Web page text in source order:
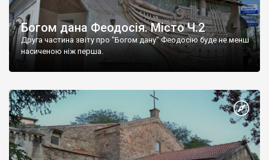
Богом дана Феодосія. Місто Ч.2
Друга частина звіту про "Богом дану" Феодосію буде не менш
насиченою ніж перша.